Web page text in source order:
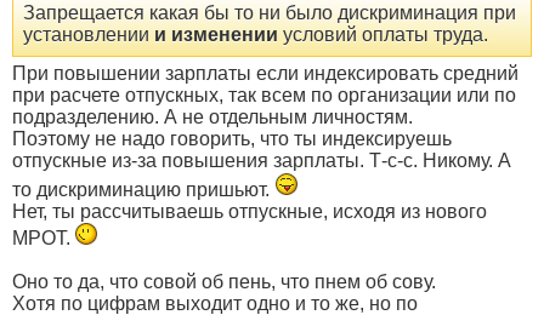
Запрещается какая бы то ни было дискриминация при
установлении и изменении условий оплаты труда.
При повышении зарплаты если индексировать средний
при расчете отпускных, так всем по организации или по
подразделению. А не отдельным личностям.
Поэтому не надо говорить, что ты индексируешь
отпускные из-за повышения зарплаты. Т-с-с. Никому. А
то дискриминацию пришьют.
Нет, ты рассчитываешь отпускные, исходя из нового
МРОТ.
Оно то да, что совой об пень, что пнем об сову.
Хотя по цифрам выходит одно и то же, но по